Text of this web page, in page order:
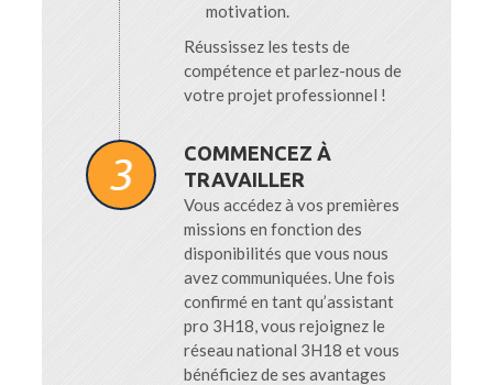
motivation.
Réussissez les tests de
compétence et parlez-nous de
votre projet professionnel !
COMMENCEZ À
TRAVAILLER
Vous accédez à vos premières
missions en fonction des
disponibilités que vous nous
avez communiquées. Une fois
confirmé en tant qu’assistant
pro 3H18, vous rejoignez le
réseau national 3H18 et vous
bénéficiez de ses avantages